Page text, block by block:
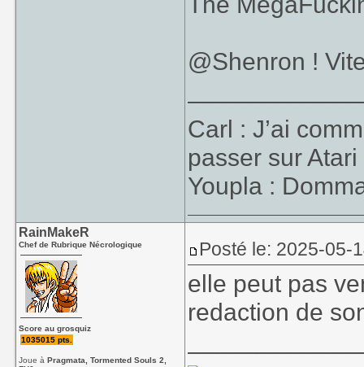
@Shenron !
Carl : J’ai
passer sur Atari
Youpla :
RainMakeR
Chef de Rubrique Nécrologique
Score au grosquiz
1035015 pts.
Joue àPragmata, Tormented Souls 2,
Posté le: 2025-05-
elle peut pas
redaction de